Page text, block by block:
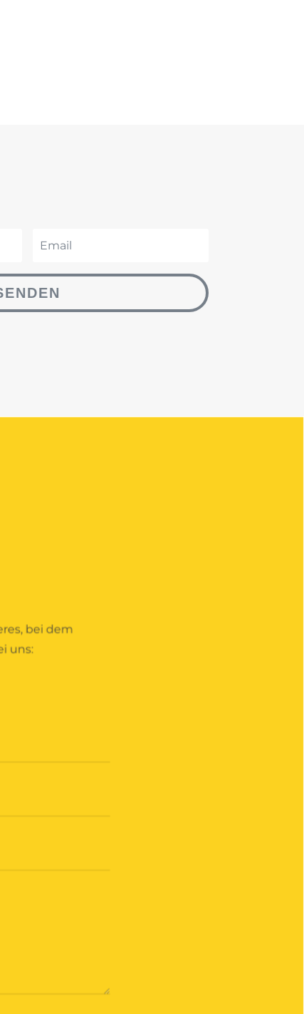
bei dem
uns: